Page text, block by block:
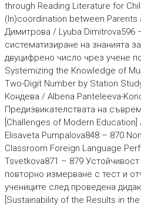
through Reading Literature for
(In)coordination between
Димитрова / Lyuba Dimitrova596
систематизиране на знанията
двуцифрено число чрез учене
Systemizing the Knowledge of
Two-Digit Number by Station
Кондева / Albena Panteleeva-
Предизвикателствата на
[Challenges of Modern
Elisaveta Pumpalova848 – 870
Classroom Foreign Language
Tsvetkova871 – 879 Устойчивост
повторно измерване с тест и
учениците след проведена
[Sustainability of the Results in